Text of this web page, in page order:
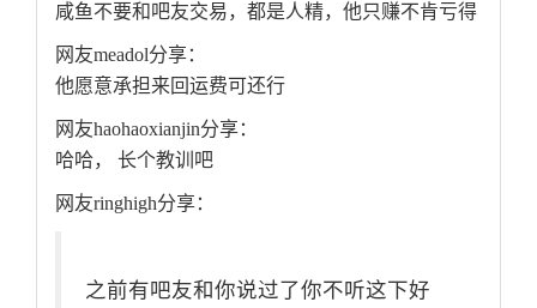
咸鱼不要和吧友交易，都是人精，他只赚不肯亏得
网友meadol分享：
他愿意承担来回运费可还行
网友haohaoxianjin分享：
哈哈， 长个教训吧
网友ringhigh分享：
之前有吧友和你说过了你不听这下好